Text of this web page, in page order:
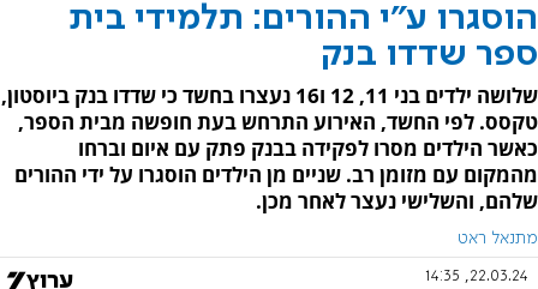
הוסגרו ע"י ההורים: תלמידי בית
ספר שדדו בנק
שלושה ילדים בני 11, 12 ו16 נעצרו בחשד כי שדדו בנק ביוסטון,
טקסס. לפי החשד, האירוע התרחש בעת חופשה מבית הספר,
כאשר הילדים מסרו לפקידה בבנק פתק עם איום וברחו
מהמקום עם מזומן רב. שניים מן הילדים הוסגרו על ידי ההורים
שלהם, והשלישי נעצר לאחר מכן.
מתנאל ראט
22.03.24, 14:35